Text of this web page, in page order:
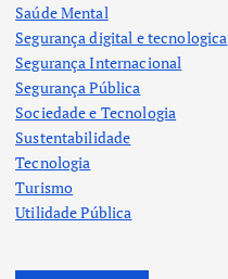
Saúde Mental
Segurança digital e tecnologica
Segurança Internacional
Segurança Pública
Sociedade e Tecnologia
Sustentabilidade
Tecnologia
Turismo
Utilidade Pública